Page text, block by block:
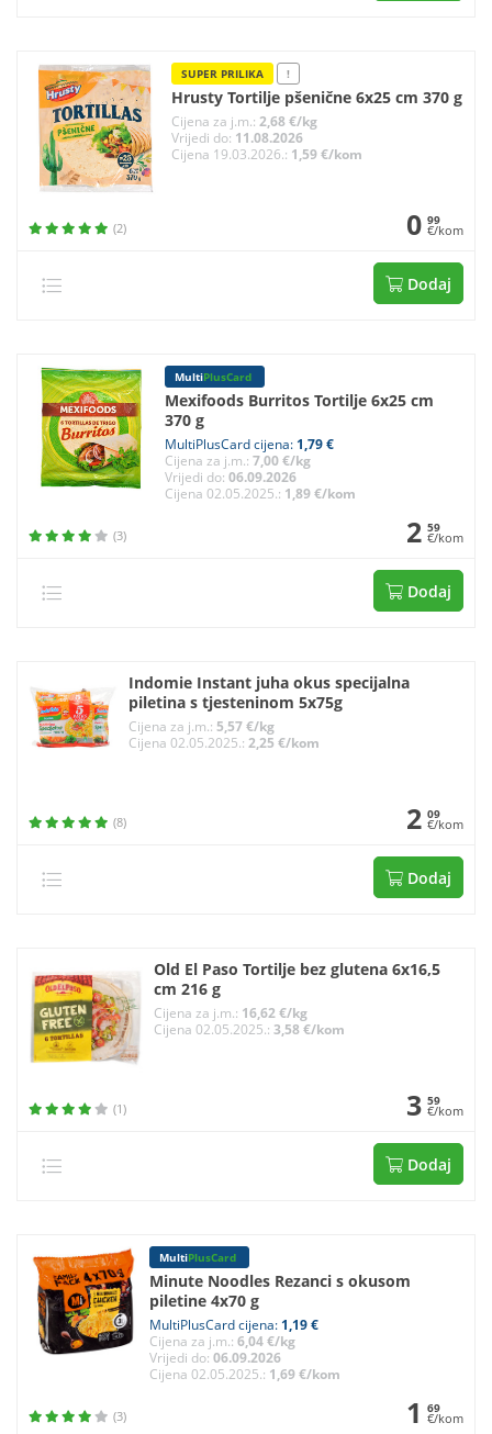
SUPER PRILIKA !
Hrusty Tortilje pšenične 6x25 cm 370 g
Cijena za j.m.: 2,68 €/kg
Vrijedi do: 11.08.2026
Cijena 19.03.2026.: 1,59 €/kom
(2) 0 99
€/kom
Dodaj
MultiPlusCard
Mexifoods Burritos Tortilje 6x25 cm
370 g
MultiPlusCard cijena: 1,79 €
Cijena za j.m.:7,00 €/kg
Vrijedi do:06.09.2026
Cijena 02.05.2025.: 1,89 €/kom
(3) 2 59
€/kom
Dodaj
Indomie Instant juha okus specijalna
piletina s tjesteninom 5x75g
Cijena za j.m.: 5,57 €/kg
Cijena 02.05.2025.: 2,25 €/kom
(8) 2 09
€/kom
Dodaj
Old El Paso Tortilje bez glutena 6x16,5
cm 216 g
Cijena za j.m.: 16,62 €/kg
Cijena 02.05.2025.: 3,58 €/kom
(1) 3 59
€/kom
Dodaj
MultiPlusCard
Minute Noodles Rezanci s okusom
piletine 4x70 g
MultiPlusCard cijena: 1,19 €
Cijena za j.m.:6,04 €/kg
Vrijedi do:06.09.2026
Cijena 02.05.2025.: 1,69 €/kom
(3) 1 69
€/kom